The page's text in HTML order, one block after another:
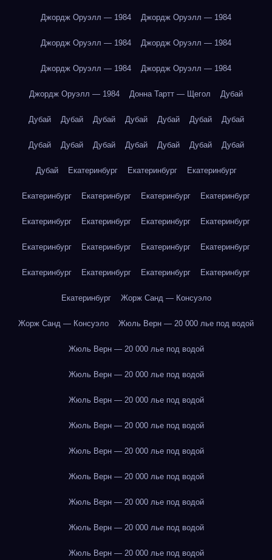
Джордж Оруэлл — 1984 Джордж Оруэлл — 1984
Джордж Оруэлл — 1984 Джордж Оруэлл — 1984
Джордж Оруэлл — 1984 Джордж Оруэлл — 1984
Джордж Оруэлл — 1984 Донна Тартт — Щегол Дубай
Дубай Дубай Дубай Дубай Дубай Дубай Дубай
Дубай Дубай Дубай Дубай Дубай Дубай Дубай
Дубай Екатеринбург Екатеринбург Екатеринбург
Екатеринбург Екатеринбург Екатеринбург Екатеринбург
Екатеринбург Екатеринбург Екатеринбург Екатеринбург
Екатеринбург Екатеринбург Екатеринбург Екатеринбург
Екатеринбург Екатеринбург Екатеринбург Екатеринбург
Екатеринбург Жорж Санд — Консуэло
Жорж Санд — Консуэло Жюль Верн — 20 000 лье под водой
Жюль Верн — 20 000 лье под водой
Жюль Верн — 20 000 лье под водой
Жюль Верн — 20 000 лье под водой
Жюль Верн — 20 000 лье под водой
Жюль Верн — 20 000 лье под водой
Жюль Верн — 20 000 лье под водой
Жюль Верн — 20 000 лье под водой
Жюль Верн — 20 000 лье под водой
Жюль Верн — 20 000 лье под водой